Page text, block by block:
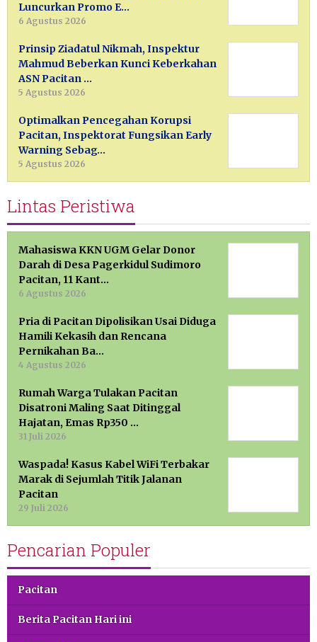
Luncurkan Promo E…
6 Agustus 2026
Prinsip Ziadatul Nikmah, Inspektur
Mahmud Beberkan Kunci Keberkahan
ASN Pacitan …
5 Agustus 2026
Optimalkan Pencegahan Korupsi
Pacitan, Inspektorat Fungsikan Early
Warning Sebag…
5 Agustus 2026
Lintas Peristiwa
Mahasiswa KKN UGM Gelar Donor
Darah di Desa Pagerkidul Sudimoro
Pacitan, 11 Kant…
6 Agustus 2026
Pria di Pacitan Dipolisikan Usai Diduga
Hamili Kekasih dan Rencana
Pernikahan Ba…
4 Agustus 2026
Rumah Warga Tulakan Pacitan
Disatroni Maling Saat Ditinggal
Hajatan, Emas Rp350 …
31 Juli 2026
Waspada! Kasus Kabel WiFi Terbakar
Marak di Sejumlah Titik Jalanan
Pacitan
29 Juli 2026
Pencarian Populer
Pacitan
Berita Pacitan Hari ini